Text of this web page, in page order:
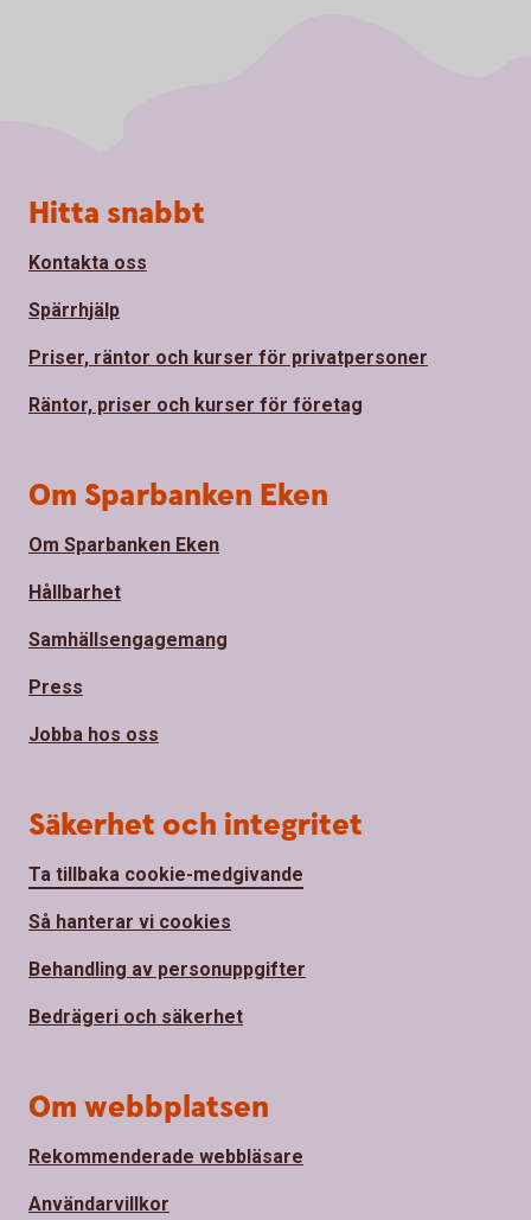
Sidfot
Hitta snabbt
Kontakta oss
Spärrhjälp
Priser, räntor och kurser för privatpersoner
Räntor, priser och kurser för företag
Om Sparbanken Eken
Om Sparbanken Eken
Hållbarhet
Samhällsengagemang
Press
Jobba hos oss
Säkerhet och integritet
Ta tillbaka cookie-medgivande
Så hanterar vi cookies
Behandling av personuppgifter
Bedrägeri och säkerhet
Om webbplatsen
Rekommenderade webbläsare
Användarvillkor